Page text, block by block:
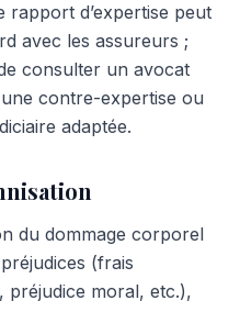
rapport d’expertise peut
avec les assureurs ;
consulter un avocat
contre-expertise ou
adaptée.
du dommage corporel
(frais
préjudice moral, etc.),